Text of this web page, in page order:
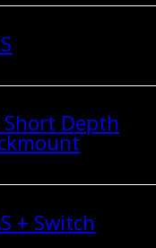
Short Depth
+ Switch